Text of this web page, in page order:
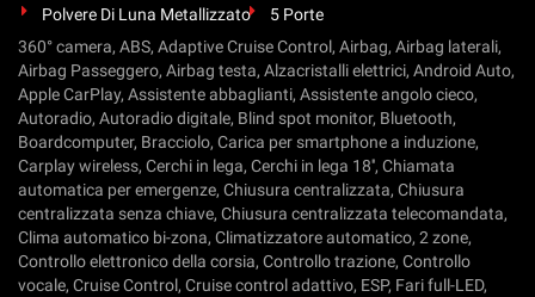
Polvere Di Luna Metallizzato
5 Porte
360° camera, ABS, Adaptive Cruise Control, Airbag, Airbag laterali,
Airbag Passeggero, Airbag testa, Alzacristalli elettrici, Android Auto,
Apple CarPlay, Assistente abbaglianti, Assistente angolo cieco,
Autoradio, Autoradio digitale, Blind spot monitor, Bluetooth,
Boardcomputer, Bracciolo, Carica per smartphone a induzione,
Carplay wireless, Cerchi in lega, Cerchi in lega 18'', Chiamata
automatica per emergenze, Chiusura centralizzata, Chiusura
centralizzata senza chiave, Chiusura centralizzata telecomandata,
Clima automatico bi-zona, Climatizzatore automatico, 2 zone,
Controllo elettronico della corsia, Controllo trazione, Controllo
vocale, Cruise Control, Cruise control adattivo, ESP, Fari full-LED,